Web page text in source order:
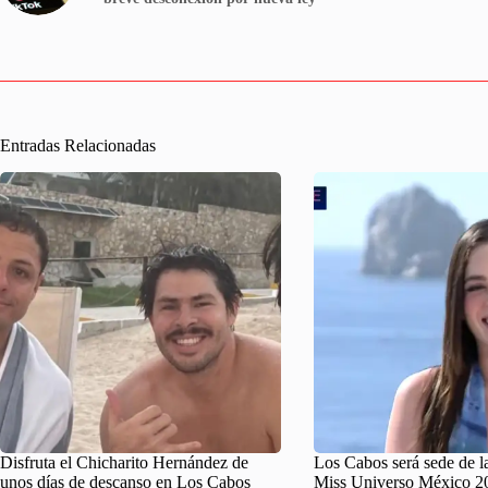
Entradas Relacionadas
Disfruta el Chicharito Hernández de
unos días de descanso en Los Cabos
Los Cabos será sede de
Miss Universo México